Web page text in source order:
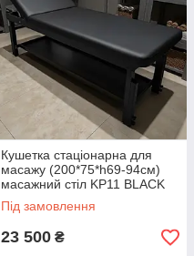
Кушетка стаціонарна для
масажу (200*75*h69-94см)
масажний стіл KP11 BLACK
Під замовлення
23 500 ₴